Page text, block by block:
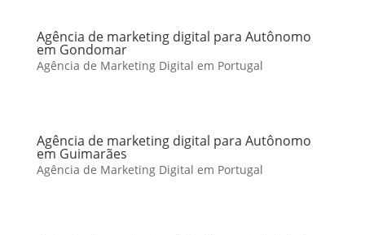
Agência de marketing digital para Autônomo
em Gondomar
Agência de Marketing Digital em Portugal
Agência de marketing digital para Autônomo
em Guimarães
Agência de Marketing Digital em Portugal